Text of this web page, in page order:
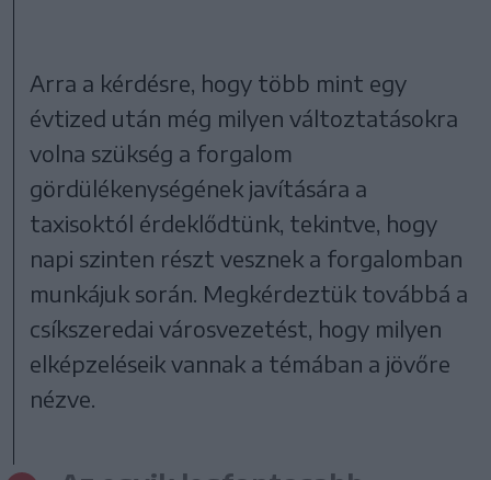
Arra a kérdésre, hogy több mint egy
évtized után még milyen változtatásokra
volna szükség a forgalom
gördülékenységének javítására a
taxisoktól érdeklődtünk, tekintve, hogy
napi szinten részt vesznek a forgalomban
munkájuk során. Megkérdeztük továbbá a
csíkszeredai városvezetést, hogy milyen
elképzeléseik vannak a témában a jövőre
nézve.